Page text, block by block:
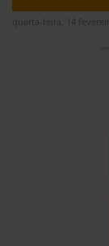
quarta-feira, 14